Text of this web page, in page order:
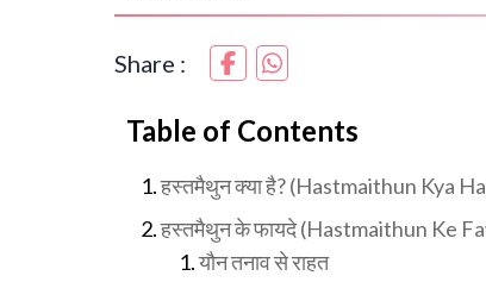
Share :
Table of Contents
हस्तमैथुन क्या है? (Hastmaithun Kya
हस्तमैथुन के फायदे (Hastmaithun Ke
यौन तनाव से राहत